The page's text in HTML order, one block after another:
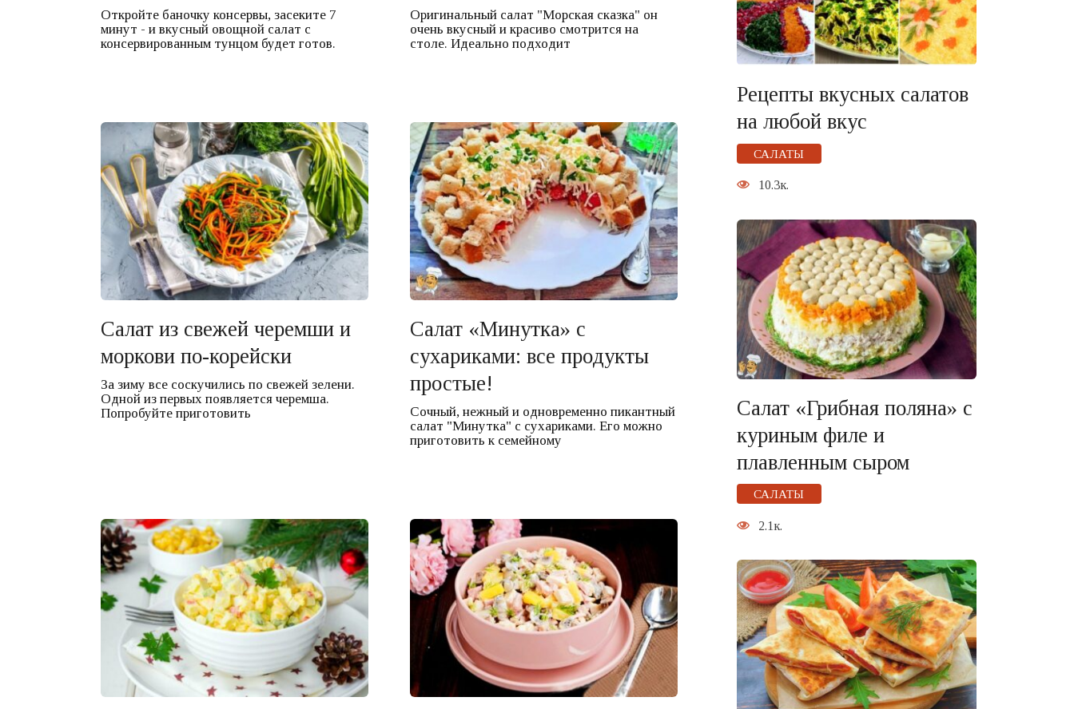
Откройте баночку консервы, засеките 7
минут - и вкусный овощной салат с
консервированным тунцом будет готов.
Оригинальный салат "Морская сказка" он
очень вкусный и красиво смотрится на
столе. Идеально подходит
Салат из свежей черемши и
моркови по-корейски
За зиму все соскучились по свежей зелени.
Одной из первых появляется черемша.
Попробуйте приготовить
Салат «Минутка» с
сухариками: все продукты
простые!
Сочный, нежный и одновременно пикантный
салат "Минутка" с сухариками. Его можно
приготовить к семейному
Рецепты вкусных салатов
на любой вкус
САЛАТЫ
10.3к.
Салат «Грибная поляна» с
куриным филе и
плавленным сыром
САЛАТЫ
2.1к.